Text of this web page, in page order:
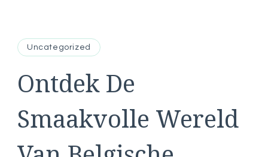
Uncategorized
Ontdek De
Smaakvolle Wereld